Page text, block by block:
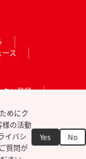
ース
タン登録
めにク
様の活動
イバシ
質問が
Yes No